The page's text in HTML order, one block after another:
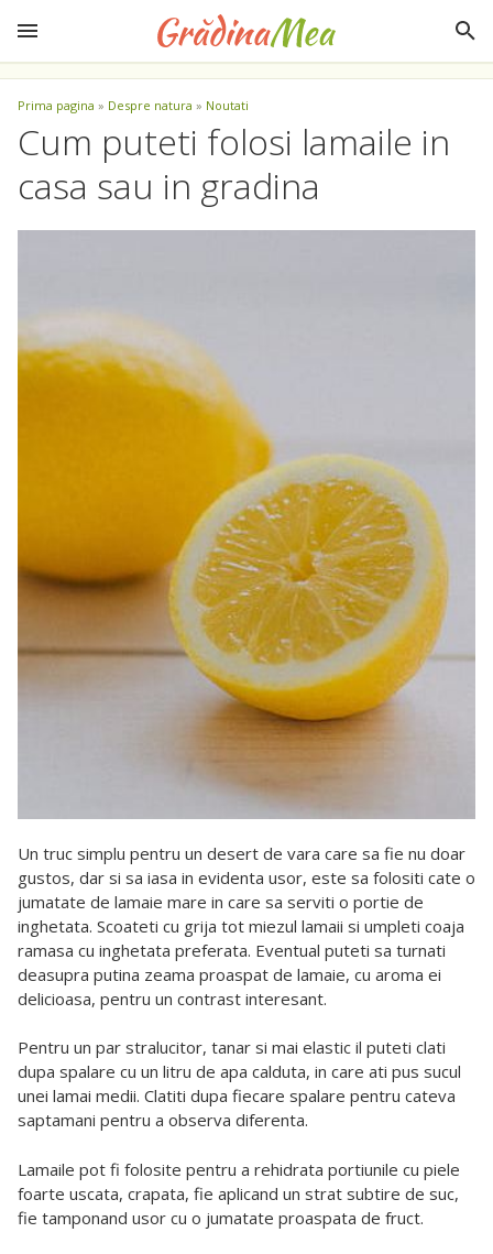
Prima pagina » Despre natura » Noutati
Cum puteti folosi lamaile in
casa sau in gradina
Un truc simplu pentru un desert de vara care sa fie nu doar
gustos, dar si sa iasa in evidenta usor, este sa folositi cate o
jumatate de lamaie mare in care sa serviti o portie de
inghetata. Scoateti cu grija tot miezul lamaii si umpleti coaja
ramasa cu inghetata preferata. Eventual puteti sa turnati
deasupra putina zeama proaspat de lamaie, cu aroma ei
delicioasa, pentru un contrast interesant.
Pentru un par stralucitor, tanar si mai elastic il puteti clati
dupa spalare cu un litru de apa calduta, in care ati pus sucul
unei lamai medii. Clatiti dupa fiecare spalare pentru cateva
saptamani pentru a observa diferenta.
Lamaile pot fi folosite pentru a rehidrata portiunile cu piele
foarte uscata, crapata, fie aplicand un strat subtire de suc,
fie tamponand usor cu o jumatate proaspata de fruct.